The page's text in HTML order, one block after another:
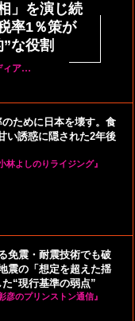
」を演じ続
率1％策が
な役割
ィア…
ために日本を壊す。食
い誘惑に隠された2年後
林よしのりライジング』
免震・耐震技術でも破
震の「想定を超えた揺
“現行基準の弱点”
彦のプリンストン通信』